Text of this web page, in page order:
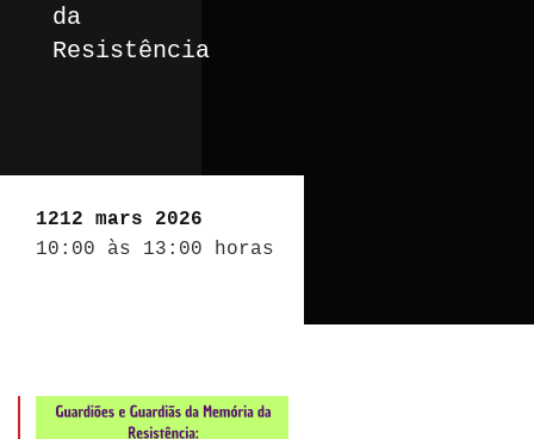
da
Resistência
1212 mars 2026
10:00 às 13:00 horas